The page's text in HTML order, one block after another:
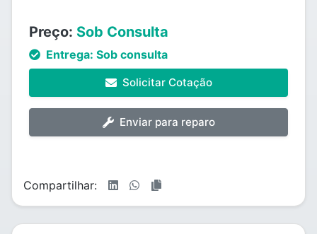
Preço: Sob Consulta
Entrega: Sob consulta
Solicitar Cotação
Enviar para reparo
Compartilhar: